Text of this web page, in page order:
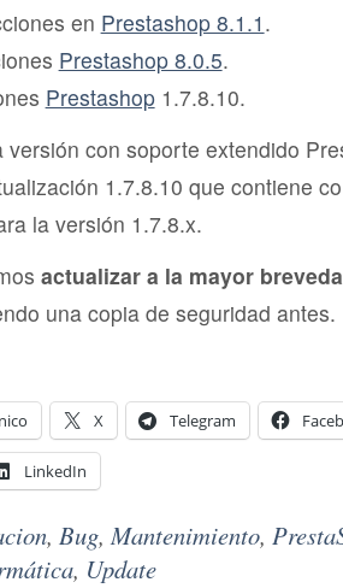
en Prestashop 8.1.1 .
Prestashop 8.0.5.
Prestashop1.7.8.10.
versión con soporte extendido
1.7.8.10 que contiene
la versión 1.7.8.x.
actualizar a la mayor
una copia de seguridad antes.
X Telegram
LinkedIn
, Bug,Mantenimiento,
, Update